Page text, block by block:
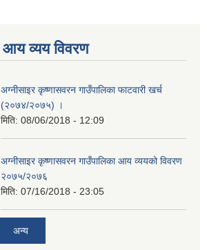
आय व्यय विवरण
अग्नीसाइर कृष्णासवरन गाउँपालिका फाटवारी खर्च
(२०७४/२०७५) ।
मिति: 08/06/2018 - 12:09
अग्नीसाइर कृष्णासवरन गाउँपालिका आय व्ययको विवरण
२०७५/२०७६
मिति: 07/16/2018 - 23:05
अन्य